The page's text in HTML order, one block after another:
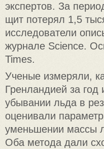
экспертов. За
щит потерял 1,5
исследователи
журнале Science.
Times.
Ученые измеряли,
Гренландией за
убывании льда в
оценивали
уменьшении массы
Оба метода дали